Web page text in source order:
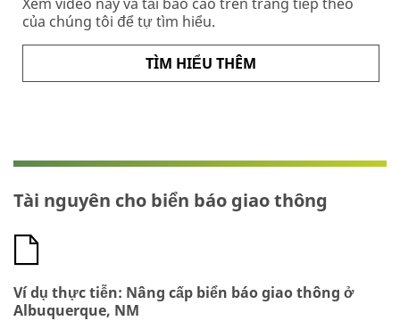
của chúng tôi để tự tìm hiểu.
TÌM HIỂU THÊM
Tài nguyên cho biển báo giao thông
Ví dụ thực tiễn: Nâng cấp biển báo giao thông ở
Albuquerque, NM